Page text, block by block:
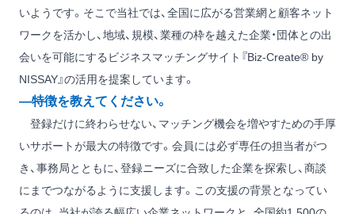
いようです。そこで当社では、全国に広がる営業網と顧客ネット
ワークを活かし、地域、規模、業種の枠を越えた企業・団体との出
会いを可能にするビジネスマッチングサイト『Biz-Create® by
NISSAY』の活用を提案しています。
―特徴を教えてください。
登録だけに終わらせない、マッチング機会を増やすための手厚
いサポートが最大の特徴です。会員には必ず専任の担当者がつ
き、事務局とともに、登録ニーズに合致した企業を探索し、商談
にまでつながるように支援します。この支援の背景となってい